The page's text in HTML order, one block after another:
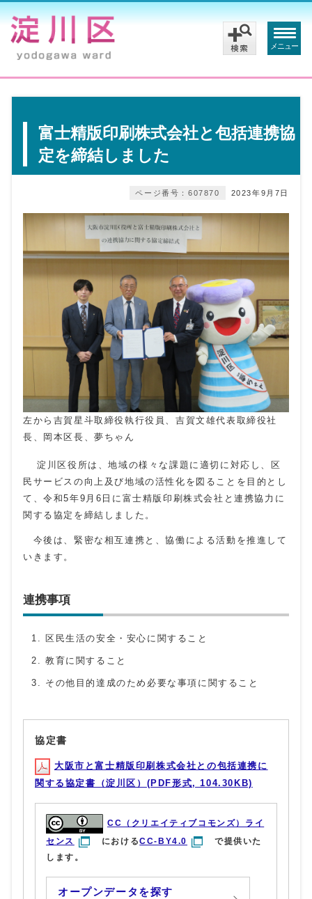
メニュー
富士精版印刷株式会社と包括連携協
定を締結しました
2023年9月7日
ページ番号：607870
左から吉賀星斗取締役執行役員、吉賀文雄代表取締役社
長、岡本区長、夢ちゃん
淀川区役所は、地域の様々な課題に適切に対応し、区
民サービスの向上及び地域の活性化を図ることを目的とし
て、令和5年9月6日に富士精版印刷株式会社と連携協力に
関する協定を締結しました。
今後は、緊密な相互連携と、協働による活動を推進して
いきます。
連携事項
区民生活の安全・安心に関すること
教育に関すること
その他目的達成のため必要な事項に関すること
協定書
大阪市と富士精版印刷株式会社との包括連携に
関する協定書（淀川区）(PDF形式, 104.30KB)
CC（クリエイティブコモンズ）ライ
センス
におけるCC-BY4.0
で提供いた
します。
オープンデータを探す